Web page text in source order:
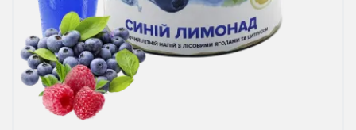
Жидкости для электронных сигарет
Подарочные наборы
Уценка